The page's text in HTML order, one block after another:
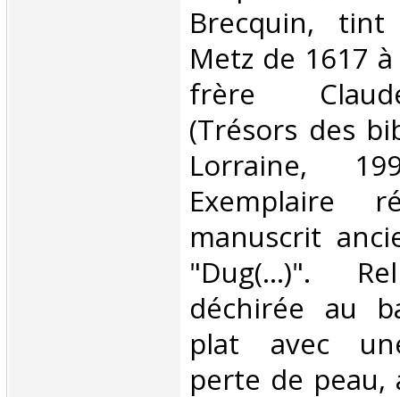
Brecquin,
Metz de 1617
frère
(Trésors des
Lorraine,
Exemplaire
manuscrit
"Dug(…)".
déchirée au
plat avec
perte de peau,